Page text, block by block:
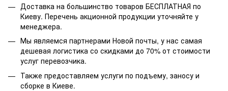
Доставка на большинство товаров БЕСПЛАТНАЯ по
Киеву. Перечень акционной продукции уточняйте у
менеджера.
Мы являемся партнерами Новой почты, у нас самая
дешевая логистика со скидками до 70% от стоимости
услуг перевозчика.
Также предоставляем услуги по подъему, заносу и
сборке в Киеве.